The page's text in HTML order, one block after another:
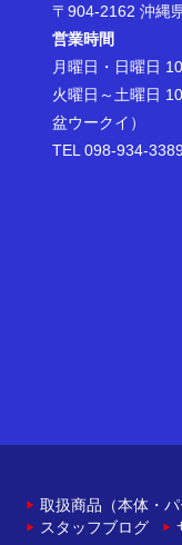
〒904-2162 沖縄
営業時間
月曜日・日曜日
火曜日～土曜日
盆ウークイ）
TEL 098-934-
取扱商品（本体・パ
スタッフブログ